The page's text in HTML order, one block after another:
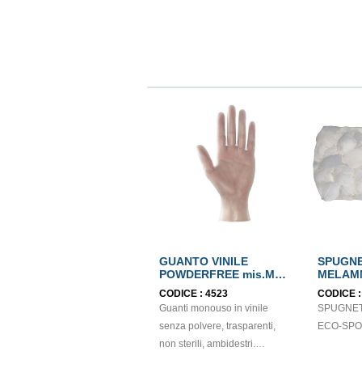
GUANTO VINILE
POWDERFREE mis.M
EN374
CODICE : 4523
Guanti monouso in vinile
senza polvere, trasparenti,
non sterili, ambidestri.
CODICE
ECO-